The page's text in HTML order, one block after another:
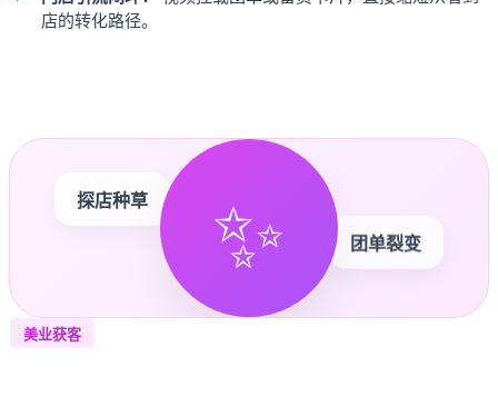
店的转化路径。
✨
探店种草
团单裂变
美业获客